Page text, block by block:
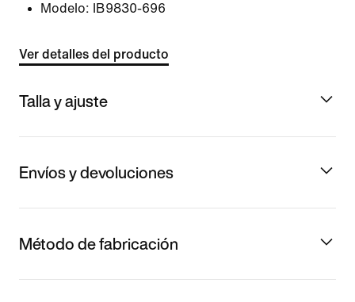
Modelo:
IB9830-696
Ver detalles del producto
Talla y ajuste
Envíos y devoluciones
Método de fabricación